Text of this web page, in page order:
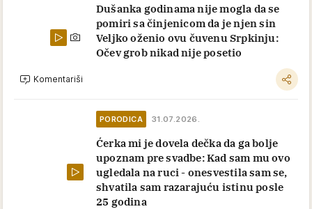
Dušanka godinama nije mogla da se
pomiri sa činjenicom da je njen sin
Veljko oženio ovu čuvenu Srpkinju:
Očev grob nikad nije posetio
Komentariši
PORODICA 31.07.2026.
Ćerka mi je dovela dečka da ga bolje
upoznam pre svadbe: Kad sam mu ovo
ugledala na ruci - onesvestila sam se,
shvatila sam razarajuću istinu posle
25 godina